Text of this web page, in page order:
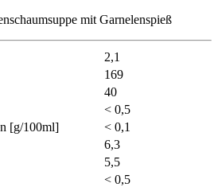
mit Garnelenspieß
2,1
169
40
< 0,5
[g/100ml]
< 0,1
6,3
5,5
< 0,5